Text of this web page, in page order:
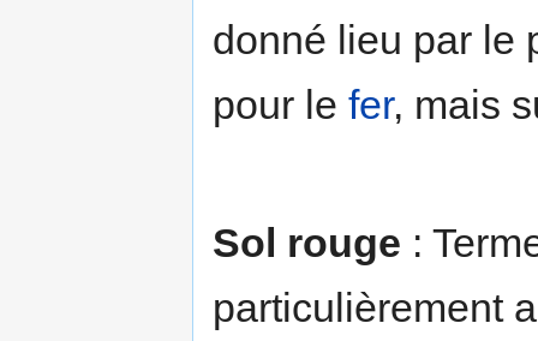
donné lieu par le
pour le fer, mais
Sol rouge :
particulièrement